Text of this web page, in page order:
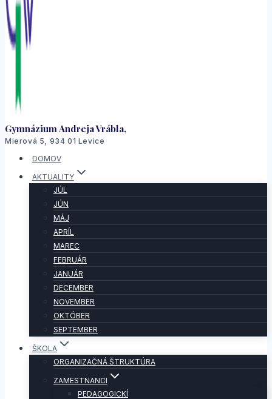
Gymnázium Andreja Vrábla,
Mierová 5, 934 01 Levice
DOMOV
AKTUALITY
JÚL
JÚN
MÁJ
APRÍL
MAREC
FEBRUÁR
JANUÁR
DECEMBER
NOVEMBER
OKTÓBER
SEPTEMBER
ŠKOLA
ORGANIZAČNÁ ŠTRUKTÚRA
ZAMESTNANCI
PEDAGOGICKÍ